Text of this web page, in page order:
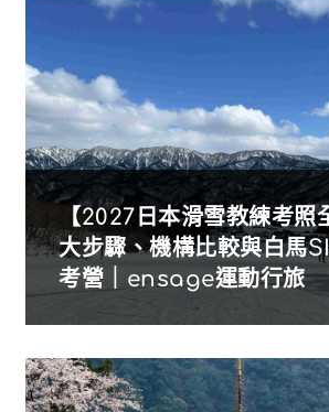
【2027日本滑雪教練考照
大步驟、機構比較與白馬
考營｜ensage運動行旅